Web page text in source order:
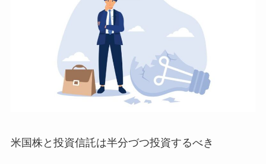
米国株と投資信託は半分づつ投資するべき